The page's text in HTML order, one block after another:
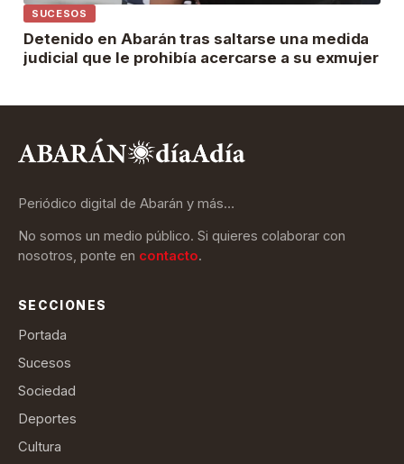
SUCESOS
Detenido en Abarán tras saltarse una medida
judicial que le prohibía acercarse a su exmujer
Periódico digital de Abarán y más…
No somos un medio público. Si quieres colaborar con
nosotros, ponte en contacto.
SECCIONES
Portada
Sucesos
Sociedad
Deportes
Cultura